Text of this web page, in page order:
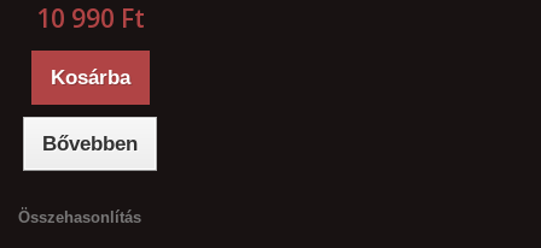
10 990 Ft‎
Kosárba
Bővebben
Összehasonlítás